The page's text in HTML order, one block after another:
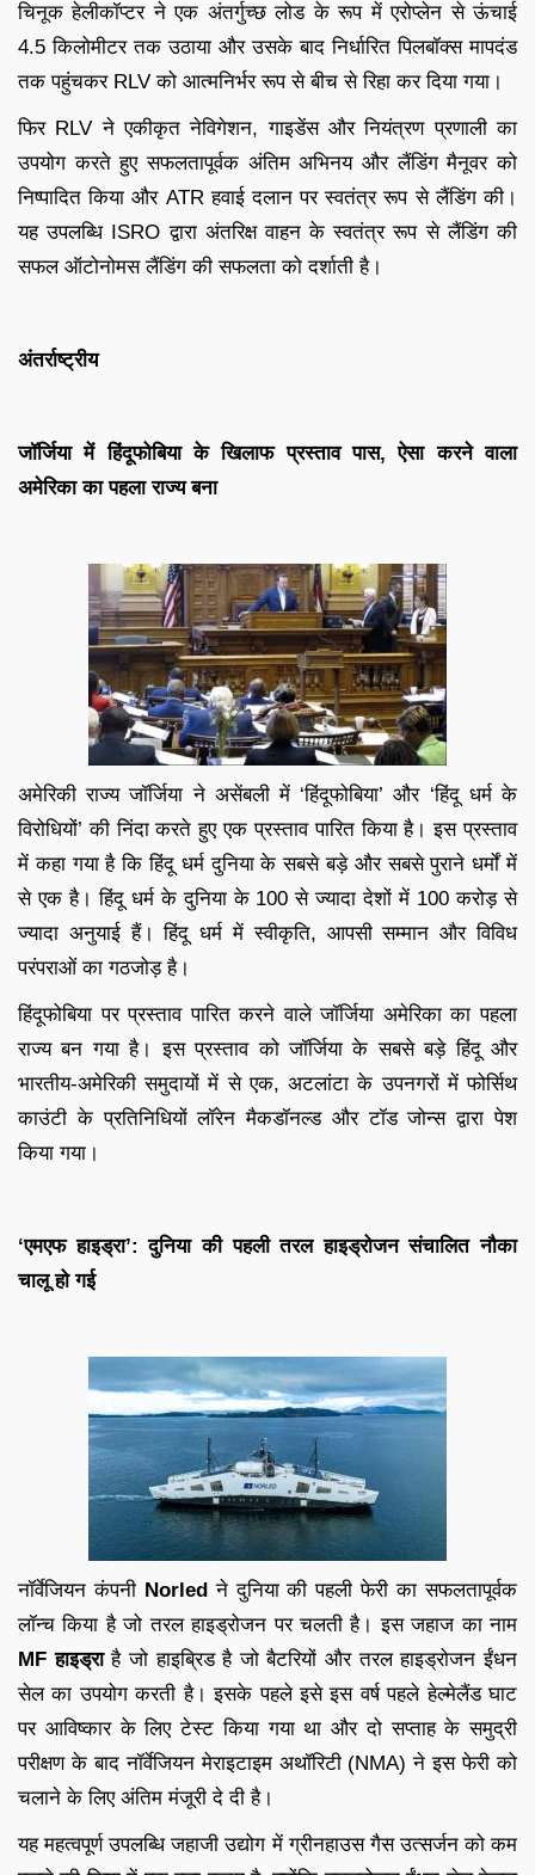
चिनूक हेलीकॉप्टर ने एक अंतर्गुच्छ लोड के रूप में एरोप्लेन से ऊंचाई
4.5 किलोमीटर तक उठाया और उसके बाद निर्धारित पिलबॉक्स मापदंड
तक पहुंचकर RLV को आत्मनिर्भर रूप से बीच से रिहा कर दिया गया।
फिर RLV ने एकीकृत नेविगेशन, गाइडेंस और नियंत्रण प्रणाली का
उपयोग करते हुए सफलतापूर्वक अंतिम अभिनय और लैंडिंग मैनूवर को
निष्पादित किया और ATR हवाई दलान पर स्वतंत्र रूप से लैंडिंग की।
यह उपलब्धि ISRO द्वारा अंतरिक्ष वाहन के स्वतंत्र रूप से लैंडिंग की
सफल ऑटोनोमस लैंडिंग की सफलता को दर्शाती है।
अंतर्राष्ट्रीय
जॉर्जिया में हिंदूफोबिया के खिलाफ प्रस्ताव पास, ऐसा करने वाला
अमेरिका का पहला राज्य बना
अमेरिकी राज्य जॉर्जिया ने असेंबली में ‘हिंदूफोबिया’ और ‘हिंदू धर्म के
विरोधियों’ की निंदा करते हुए एक प्रस्ताव पारित किया है। इस प्रस्ताव
में कहा गया है कि हिंदू धर्म दुनिया के सबसे बड़े और सबसे पुराने धर्मों में
से एक है। हिंदू धर्म के दुनिया के 100 से ज्यादा देशों में 100 करोड़ से
ज्यादा अनुयाई हैं। हिंदू धर्म में स्वीकृति, आपसी सम्मान और विविध
परंपराओं का गठजोड़ है।
हिंदूफोबिया पर प्रस्ताव पारित करने वाले जॉर्जिया अमेरिका का पहला
राज्य बन गया है। इस प्रस्ताव को जॉर्जिया के सबसे बड़े हिंदू और
भारतीय-अमेरिकी समुदायों में से एक, अटलांटा के उपनगरों में फोर्सिथ
काउंटी के प्रतिनिधियों लॉरेन मैकडॉनल्ड और टॉड जोन्स द्वारा पेश
किया गया।
‘एमएफ हाइड्रा’: दुनिया की पहली तरल हाइड्रोजन संचालित नौका
चालू हो गई
नॉर्वेजियन कंपनी Norledने दुनिया की पहली फेरी का सफलतापूर्वक
लॉन्च किया है जो तरल हाइड्रोजन पर चलती है। इस जहाज का नाम
MF हाइड्राहै जो हाइब्रिड है जो बैटरियों और तरल हाइड्रोजन ईंधन
सेल का उपयोग करती है। इसके पहले इसे इस वर्ष पहले हेल्मेलैंड घाट
पर आविष्कार के लिए टेस्ट किया गया था और दो सप्ताह के समुद्री
परीक्षण के बाद नॉर्वेजियन मेराइटाइम अथॉरिटी (NMA) ने इस फेरी को
चलाने के लिए अंतिम मंजूरी दे दी है।
यह महत्वपूर्ण उपलब्धि जहाजी उद्योग में ग्रीनहाउस गैस उत्सर्जन को कम